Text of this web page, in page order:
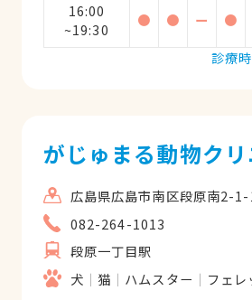
16:00
~19:30
● ● ー ●
診療
がじゅまる動物ク
広島県広島市南区段原南2-
082-264-1013
段原一丁目駅
犬
猫 ハムスター フェレ